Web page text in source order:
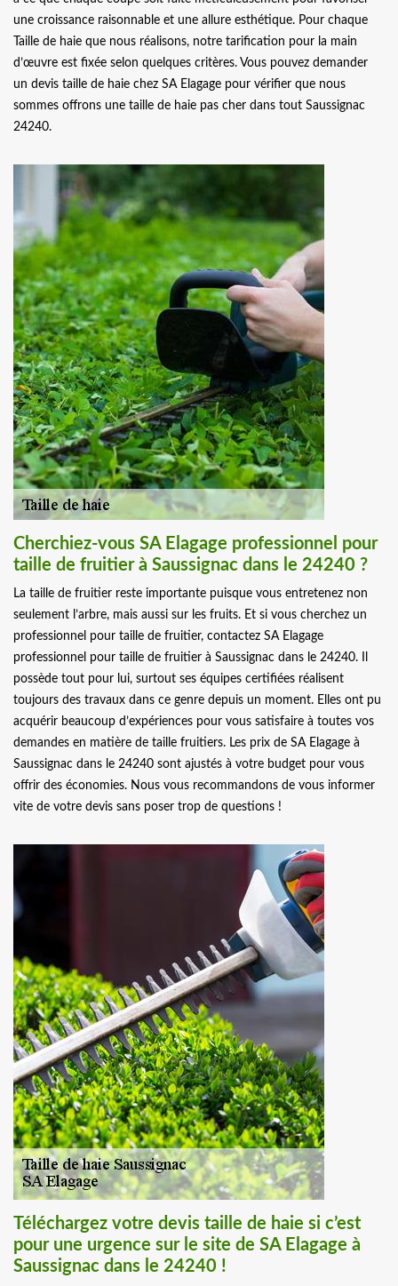
une croissance raisonnable et une allure esthétique. Pour chaque
Taille de haie que nous réalisons, notre tarification pour la main
d’œuvre est fixée selon quelques critères. Vous pouvez demander
un devis taille de haie chez SA Elagage pour vérifier que nous
sommes offrons une taille de haie pas cher dans tout Saussignac
24240.
Cherchiez-vous SA Elagage professionnel pour
taille de fruitier à Saussignac dans le 24240 ?
La taille de fruitier reste importante puisque vous entretenez non
seulement l’arbre, mais aussi sur les fruits. Et si vous cherchez un
professionnel pour taille de fruitier, contactez SA Elagage
professionnel pour taille de fruitier à Saussignac dans le 24240. Il
possède tout pour lui, surtout ses équipes certifiées réalisent
toujours des travaux dans ce genre depuis un moment. Elles ont pu
acquérir beaucoup d’expériences pour vous satisfaire à toutes vos
demandes en matière de taille fruitiers. Les prix de SA Elagage à
Saussignac dans le 24240 sont ajustés à votre budget pour vous
offrir des économies. Nous vous recommandons de vous informer
vite de votre devis sans poser trop de questions !
Téléchargez votre devis taille de haie si c’est
pour une urgence sur le site de SA Elagage à
Saussignac dans le 24240 !